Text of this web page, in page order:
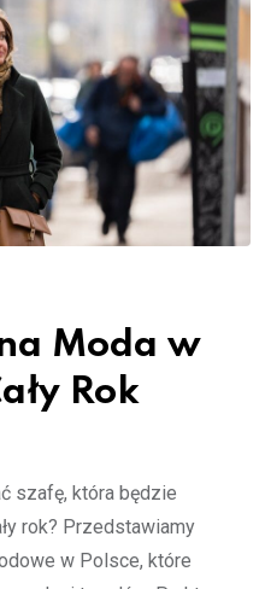
Moda w
Rok
szafę, która będzie
rok? Przedstawiamy
w Polsce, które